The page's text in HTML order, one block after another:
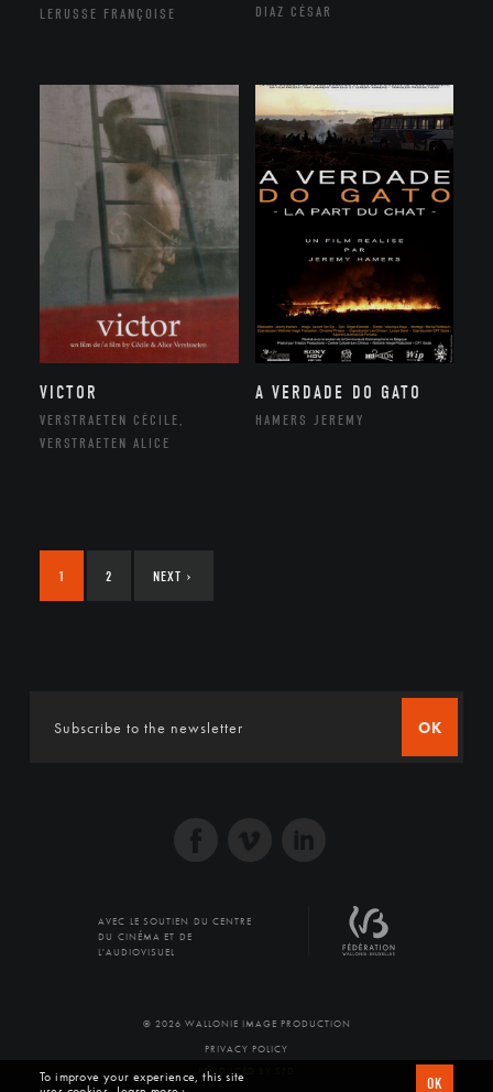
LERUSSE FRANÇOISE
DIAZ CÉSAR
VICTOR
VERSTRAETEN CÉCILE,
VERSTRAETEN ALICE
A VERDADE DO GATO
HAMERS JEREMY
1 2 NEXT ›
OK
AVEC LE SOUTIEN DU CENTRE
DU CINÉMA ET DE
L'AUDIOVISUEL
© 2026 WALLONIE IMAGE PRODUCTION
PRIVACY POLICY
PRODUCED BY SFD
To improve your experience, this site
OK